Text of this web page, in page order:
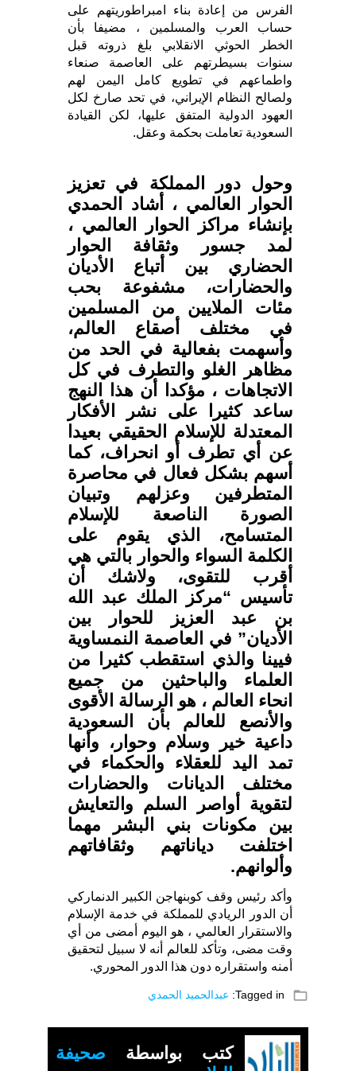
الفرس من إعادة بناء امبراطوريتهم على
حساب العرب والمسلمين ، مضيفا بأن
الخطر الحوثي الانقلابي بلغ ذروته قبل
سنوات بسيطرتهم على العاصمة صنعاء
واطماعهم في تطويع كامل اليمن لهم
ولصالح النظام الإيراني، في تحد صارخ لكل
العهود الدولية المتفق عليها، لكن القيادة
السعودية تعاملت بحكمة وعقل.
وحول دور المملكة في تعزيز
الحوار العالمي ، أشاد الحمدي
بإنشاء مراكز الحوار العالمي ،
لمد جسور وثقافة الحوار
الحضاري بين أتباع الأديان
والحضارات، مشفوعة بحب
مئات الملايين من المسلمين
في مختلف أصقاع العالم،
وأسهمت بفعالية في الحد من
مظاهر الغلو والتطرف في كل
الاتجاهات ، مؤكدا أن هذا النهج
ساعد كثيرا على نشر الأفكار
المعتدلة للإسلام الحقيقي بعيدا
عن أي تطرف أو انحراف، كما
أسهم بشكل فعال في محاصرة
المتطرفين وعزلهم وتبيان
الصورة الناصعة للإسلام
المتسامح، الذي يقوم على
الكلمة السواء والحوار بالتي هي
أقرب للتقوى، ولاشك أن
تأسيس “مركز الملك عبد الله
بن عبد العزيز للحوار بين
الأديان” في العاصمة النمساوية
فيينا والذي استقطب كثيرا من
العلماء والباحثين من جميع
انحاء العالم ، هو الرسالة الأقوى
والأنصع للعالم بأن السعودية
داعية خير وسلام وحوار، وأنها
تمد اليد للعقلاء والحكماء في
مختلف الديانات والحضارات
لتقوية أواصر السلم والتعايش
بين مكونات بني البشر مهما
اختلفت دياناتهم وثقافاتهم
وألوانهم.
وأكد رئيس وقف كوبنهاجن الكبير الدنماركي
أن الدور الريادي للمملكة في خدمة الإسلام
والاستقرار العالمي ، هو اليوم أمضى من أي
وقت مضى، وتأكد للعالم أنه لا سبيل لتحقيق
أمنه واستقراره دون هذا الدور المحوري.
folder_open
Tagged in: عبدالحميد الحمدي
كتب بواسطة صحيفة